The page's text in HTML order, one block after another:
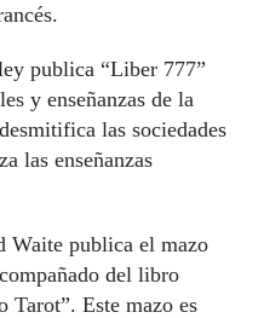
publica “Liber 777”
y enseñanzas de la
las sociedades
las enseñanzas
Waite publica el mazo
del libro
Tarot”. Este mazo es